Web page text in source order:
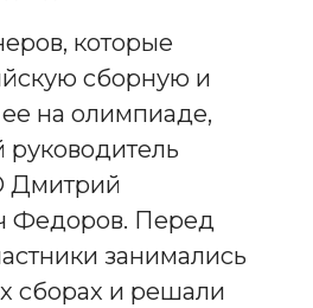
которые
сборную и
на олимпиаде,
Дмитрий
Федоров. Перед
занимались
сборах и решали